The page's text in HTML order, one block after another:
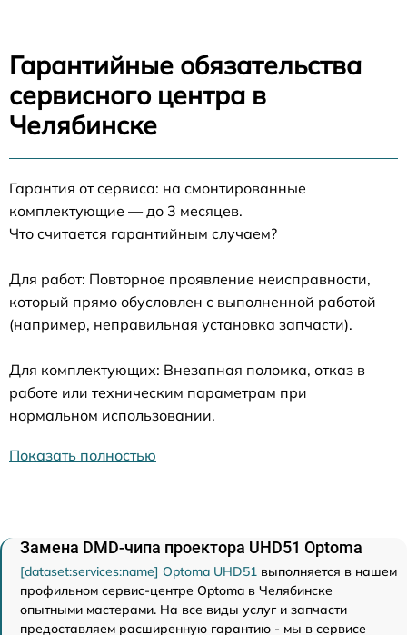
Гарантийные обязательства
сервисного центра в
Челябинске
Гарантия от сервиса: на смонтированные
комплектующие — до 3 месяцев.
Что считается гарантийным случаем?
Для работ: Повторное проявление неисправности,
который прямо обусловлен с выполненной работой
(например, неправильная установка запчасти).
Для комплектующих: Внезапная поломка, отказ в
работе или техническим параметрам при
нормальном использовании.
Показать полностью
Замена DMD-чипа проектора UHD51 Optoma
[dataset:services:name] Optoma UHD51 выполняется в нашем
профильном сервис-центре Optoma в Челябинске
опытными мастерами. На все виды услуг и запчасти
предоставляем расширенную гарантию - мы в сервисе